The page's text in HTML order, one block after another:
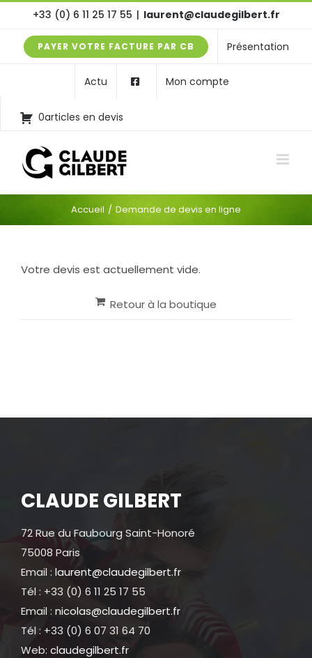
contenu
+33 (0) 6 11 25 17 55 | laurent@claudegilbert.fr
PAYER VOTRE FACTURE PAR CB Présentation
Actu
0articles en devis
Mon compte
Accueil Demande de devis en ligne
Votre devis est actuellement vide.
Retour à la boutique
CLAUDE GILBERT
72 Rue du Faubourg Saint-Honoré
75008 Paris
Email : laurent@claudegilbert.fr
Tél : +33 (0) 6 11 25 17 55
Email : nicolas@claudegilbert.fr
Tél : +33 (0) 6 07 31 64 70
Web: claudegilbert.fr